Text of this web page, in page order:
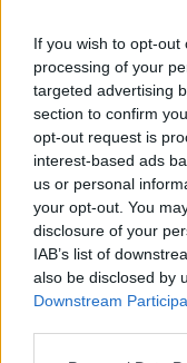
If you wish to opt-
processing of your
targeted advertising
section to confirm
opt-out request is
interest-based ads
us or personal
your opt-out. You
disclosure of your
IAB’s list of
also be disclosed by
Downstream
τραγουδιστή τον
Tail» το 1976, το
40 και στη